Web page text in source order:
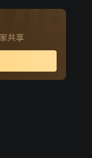
视，导致了她退
终成为了横渡